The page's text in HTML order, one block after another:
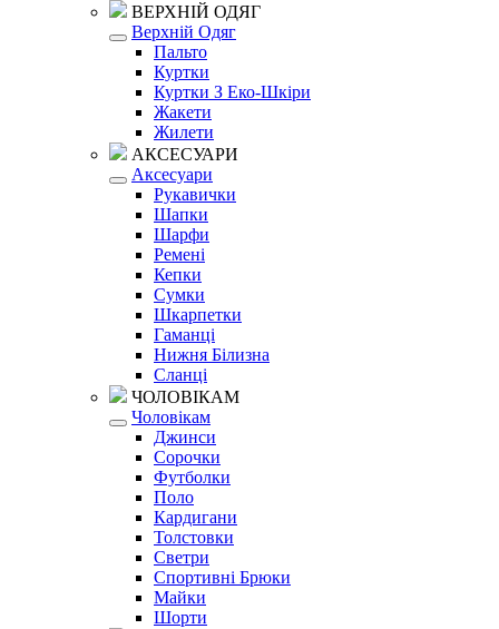
ВЕРХНІЙ ОДЯГ
Верхній Одяг
Пальто
Куртки
Куртки З Еко-Шкіри
Жакети
Жилети
АКСЕСУАРИ
Аксесуари
Рукавички
Шапки
Шарфи
Ремені
Кепки
Сумки
Шкарпетки
Гаманці
Нижня Білизна
Сланці
ЧОЛОВІКАМ
Чоловікам
Джинси
Сорочки
Футболки
Поло
Кардигани
Толстовки
Светри
Спортивні Брюки
Майки
Шорти